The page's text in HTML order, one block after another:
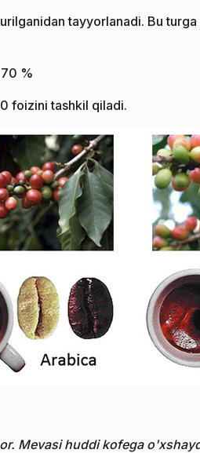
tayyorlanadi. Bu
%
foizini tashkil qiladi.
Mevasi huddi kofega